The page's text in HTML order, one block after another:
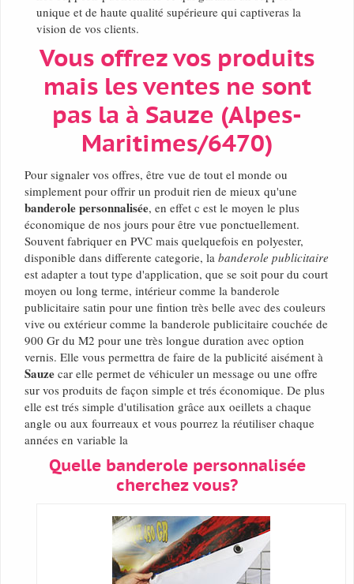
unique et de haute qualité supérieure qui captiveras la
vision de vos clients.
Vous offrez vos produits
mais les ventes ne sont
pas la à Sauze (Alpes-
Maritimes/6470)
Pour signaler vos offres, être vue de tout el monde ou
simplement pour offrir un produit rien de mieux qu'une
banderole personnalisée, en effet c est le moyen le plus
économique de nos jours pour être vue ponctuellement.
Souvent fabriquer en PVC mais quelquefois en polyester,
disponible dans differente categorie, la banderole publicitaire
est adapter a tout type d'application, que se soit pour du court
moyen ou long terme, intérieur comme la banderole
publicitaire satin pour une fintion très belle avec des couleurs
vive ou extérieur comme la banderole publicitaire couchée de
900 Gr du M2 pour une très longue duration avec option
vernis. Elle vous permettra de faire de la publicité aisément à
Sauze car elle permet de véhiculer un message ou une offre
sur vos produits de façon simple et trés économique. De plus
elle est trés simple d'utilisation grâce aux oeillets a chaque
angle ou aux fourreaux et vous pourrez la réutiliser chaque
années en variable la
Quelle banderole personnalisée
cherchez vous?